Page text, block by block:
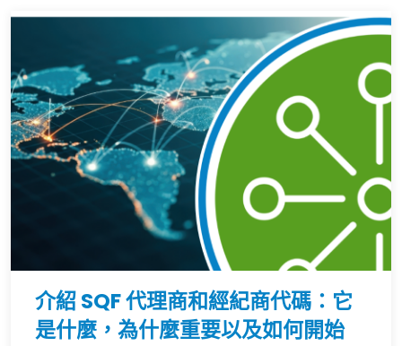
介紹 SQF 代理商和經紀商代碼：它
是什麼，為什麼重要以及如何開始